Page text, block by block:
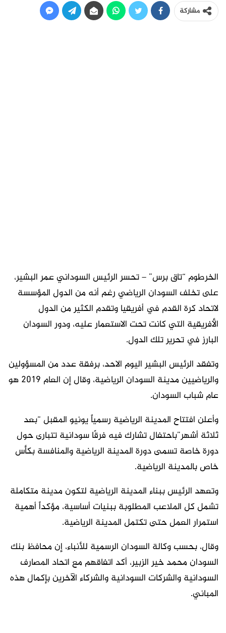
مشاركة
الخرطوم “تاق برس” – تحسر الرئيس السوداني عمر البشير،
على تخلف السودان الرياضي رغم أنه من الدول المؤسسة
لاتحاد كرة القدم في أفريقيا وتقدم الكثير من الدول
الأفريقية التي كانت تحت الاستعمار عليه، ودور السودان
البارز في تحرير تلك الدول.
وتفقد الرئيس البشير اليوم الاحد، برفقة عدد من المسؤولين
والرياضيين مدينة السودان الرياضية، وقال إن العام 2019 هو
عام شباب السودان.
وأعلن افتتاح المدينة الرياضية رسمياً يونيو المقبل “بعد
ثلاثة أشهر”باحتفال تشارك فيه فرقًا سودانية تتبارى حول
دورة خاصة تسمى دورة المدينة الرياضية والمنافسة بكأس
خاص بالمدينة الرياضية.
وتعهد الرئيس ببناء المدينة الرياضية لتكون مدينة متكاملة
تشمل كل الملاعب المطلوبة ببنيات أساسية، مؤكداً أهمية
استمرار العمل حتى تكتمل المدينة الرياضية.
وقال، بحسب وكالة السودان الرسمية للأنباء، إن محافظ بنك
السودان محمد خير الزبير، أكد اتفاقهم مع اتحاد المصارف
السودانية والشركات السودانية والشركاء الآخرين بإكمال هذه
المباني.